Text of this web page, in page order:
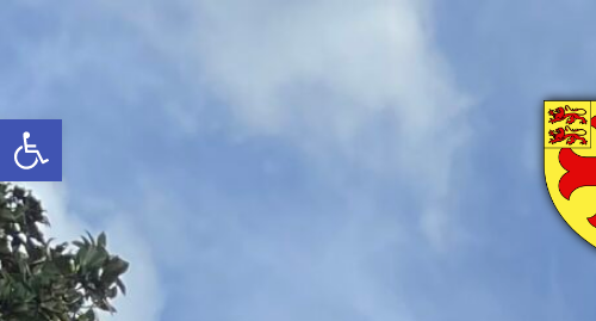
Ouvrir la barre d’outils
contenu